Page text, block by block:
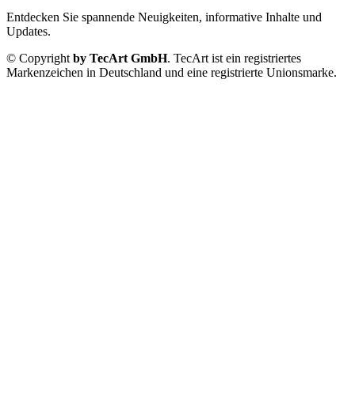
Entdecken Sie spannende Neuigkeiten, informative Inhalte und
Updates.
© Copyright by TecArt GmbH. TecArt ist ein registriertes
Markenzeichen in Deutschland und eine registrierte Unionsmarke.